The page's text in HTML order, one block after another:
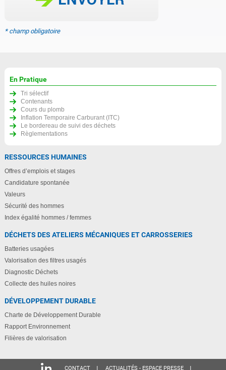
* champ obligatoire
En Pratique
Tri sélectif
Contenants
Cours du plomb
Inflation Temporaire Carburant (ITC)
Le bordereau de suivi des déchets
Règlementations
RESSOURCES HUMAINES
Offres d’emplois et stages
Candidature spontanée
Valeurs
Sécurité des hommes
Index égalité hommes / femmes
DÉCHETS DES ATELIERS MÉCANIQUES ET CARROSSERIES
Batteries usagées
Valorisation des filtres usagés
Diagnostic Déchets
Collecte des huiles noires
DÉVELOPPEMENT DURABLE
Charte de Développement Durable
Rapport Environnement
Filières de valorisation
CONTACT ACTUALITÉS - ESPACE PRESSE